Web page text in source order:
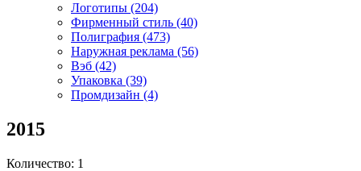
Логотипы (204)
Фирменный стиль (40)
Полиграфия (473)
Наружная реклама (56)
Вэб (42)
Упаковка (39)
Промдизайн (4)
2015
Количество: 1